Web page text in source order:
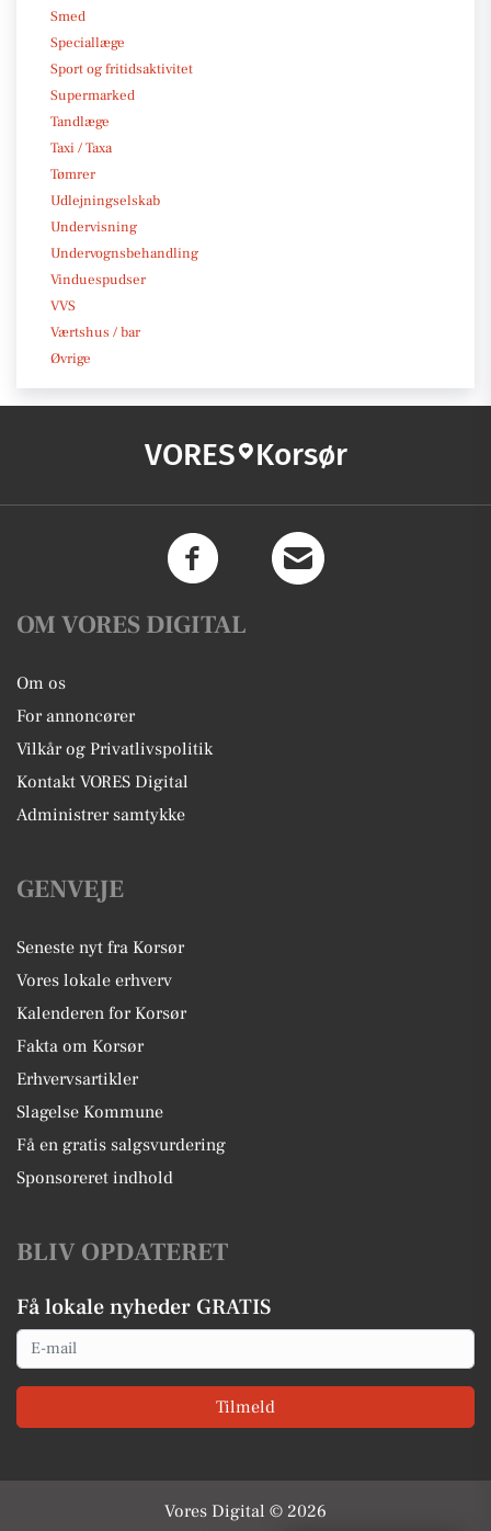
Smed
Speciallæge
Sport og fritidsaktivitet
Supermarked
Tandlæge
Taxi / Taxa
Tømrer
Udlejningselskab
Undervisning
Undervognsbehandling
Vinduespudser
VVS
Værtshus / bar
Øvrige
VORES Korsør
OM VORES DIGITAL
Om os
For annoncører
Vilkår og Privatlivspolitik
Kontakt VORES Digital
Administrer samtykke
GENVEJE
Seneste nyt fra Korsør
Vores lokale erhverv
Kalenderen for Korsør
Fakta om Korsør
Erhvervsartikler
Slagelse Kommune
Få en gratis salgsvurdering
Sponsoreret indhold
BLIV OPDATERET
Få lokale nyheder GRATIS
Email
Tilmeld
Vores Digital © 2026